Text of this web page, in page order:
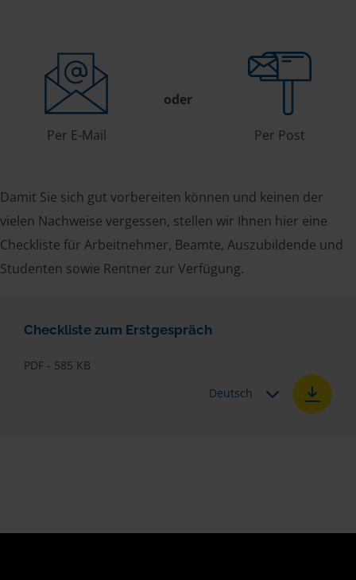
Per E-Mail
oder
Per Post
Damit Sie sich gut vorbereiten können und keinen der
vielen Nachweise vergessen, stellen wir Ihnen hier eine
Checkliste für Arbeitnehmer, Beamte, Auszubildende und
Studenten sowie Rentner zur Verfügung.
Checkliste zum Erstgespräch
PDF - 585 KB
Deutsch